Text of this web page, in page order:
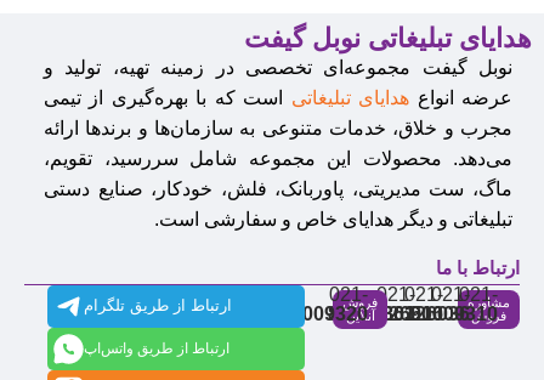
هدایای تبلیغاتی نوبل گیفت
نوبل گیفت مجموعه‌ای تخصصی در زمینه تهیه، تولید و
عرضه انواع هدایای تبلیغاتی است که با بهره‌گیری از تیمی
مجرب و خلاق، خدمات متنوعی به سازمان‌ها و برندها ارائه
می‌دهد. محصولات این مجموعه شامل سررسید، تقویم،
ماگ، ست مدیریتی، پاوربانک، فلش، خودکار، صنایع دستی
تبلیغاتی و دیگر هدایای خاص و سفارشی است.
ارتباط با ما
مشاوره
فروش
021-
91009310
021-
86126036
021-
86126506
021-
88537803
فروش
آنلاین
021-
91009320
ارتباط از طریق تلگرام
ارتباط از طریق واتس‌اپ